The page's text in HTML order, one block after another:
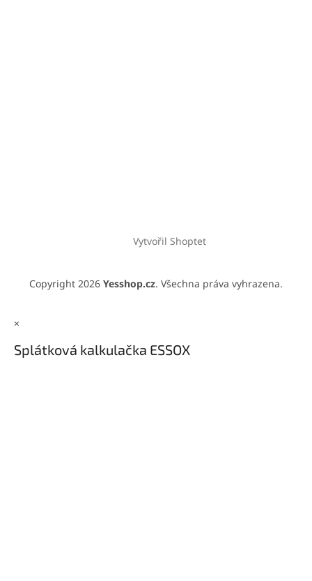
Vytvořil Shoptet
Copyright 2026 Yesshop.cz. Všechna práva vyhrazena.
×
Splátková kalkulačka ESSOX